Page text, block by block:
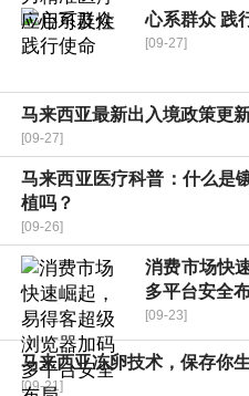
心系群众 践
[09-27]
马来西亚最新出入境政策更
[09-27]
马来西亚医疗科普：什么是
植吗？
[09-26]
消费市场快
多平台安全
[09-23]
马来西亚冻卵技术，保存你
[09-21]